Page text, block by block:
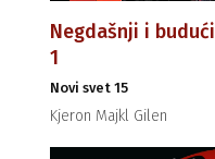
Negdašnji i budući
1
Novi svet 15
Kjeron Majkl Gilen